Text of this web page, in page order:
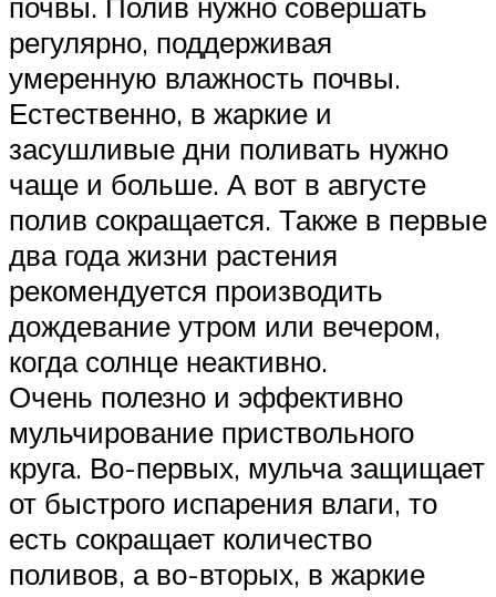
регулярно, поддерживая
умеренную влажность почвы.
Естественно, в жаркие и
засушливые дни поливать нужно
чаще и больше. А вот в августе
полив сокращается. Также в первые
два года жизни растения
рекомендуется производить
дождевание утром или вечером,
когда солнце неактивно.
Очень полезно и эффективно
мульчирование приствольного
круга. Во-первых, мульча защищает
от быстрого испарения влаги, то
есть сокращает количество
поливов, а во-вторых, в жаркие